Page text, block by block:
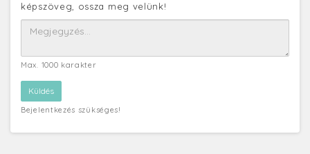
képszöveg, ossza meg velünk!
Max. 1000 karakter
Bejelentkezés szükséges!